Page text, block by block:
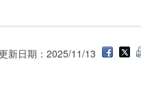
新日期：2025/11/13